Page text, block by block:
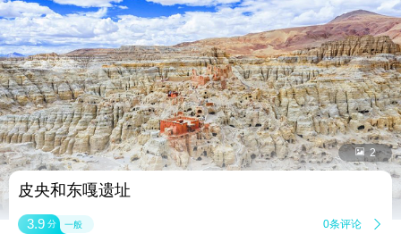
 2
皮央和东嘎遗址
3.9 分 一般 0条评论 
